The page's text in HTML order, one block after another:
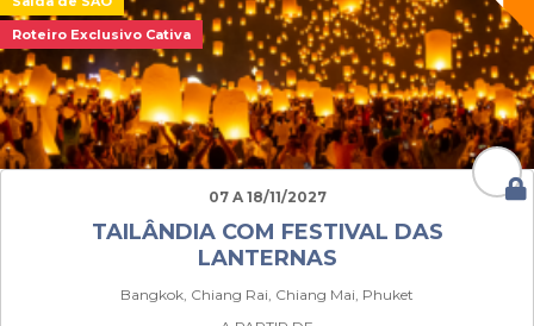
Roteiro Exclusivo Cativa
07 A 18/11/2027
TAILÂNDIA COM FESTIVAL DAS
LANTERNAS
Bangkok, Chiang Rai, Chiang Mai, Phuket